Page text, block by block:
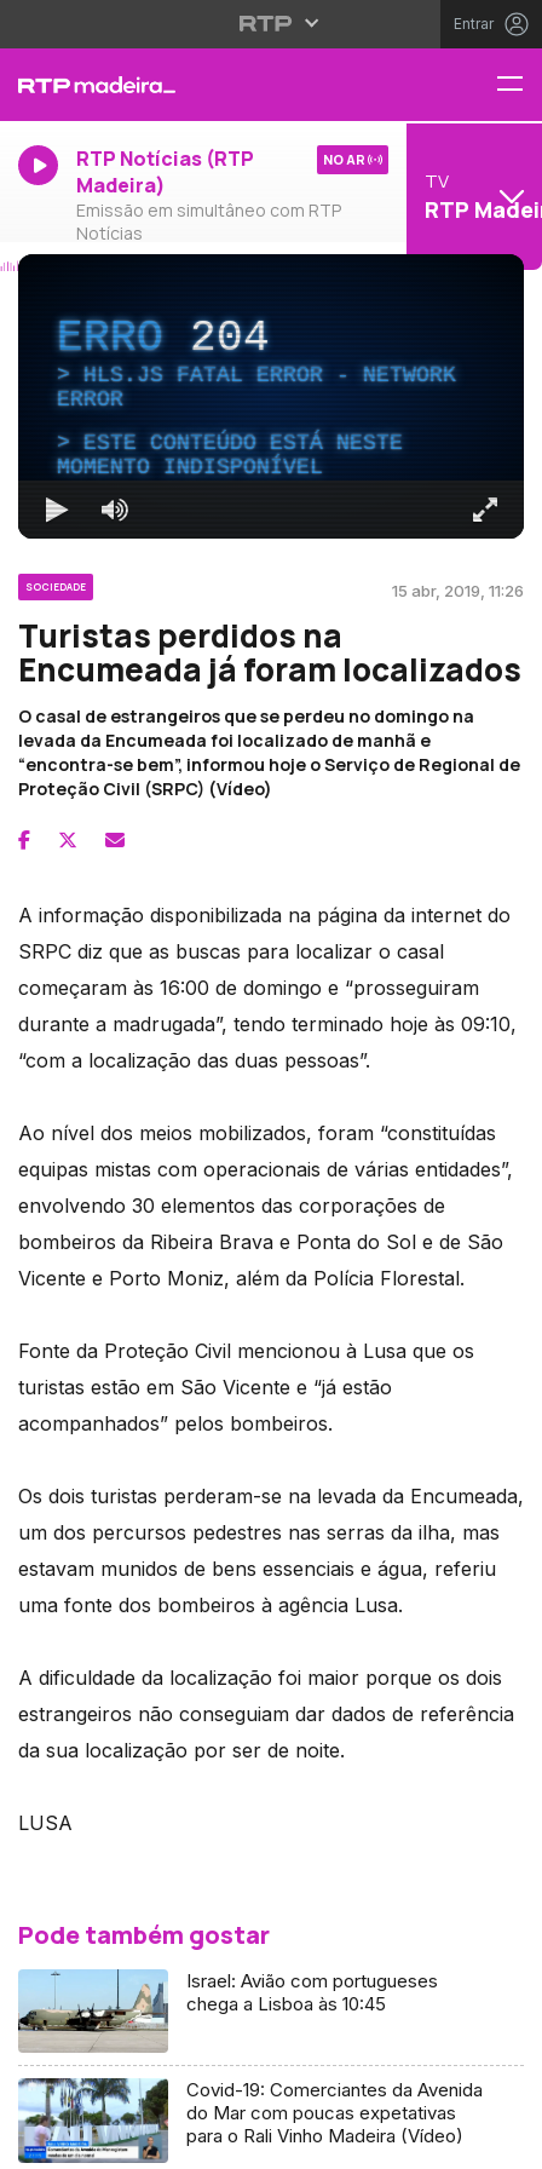
Entrar
RTP Notícias (RTP
Madeira)
Emissão em simultâneo com RTP
Notícias
NO AR
TV
RTP
ERRO204
HLS.JS FATAL ERROR - NETWORK
ERROR
ESTE CONTEÚDO ESTÁ NESTE
MOMENTO INDISPONÍVEL
SOCIEDADE 15 abr, 2019, 11:26
Turistas perdidos na
Encumeada já foram localizados
O casal de estrangeiros que se perdeu no domingo na
levada da Encumeada foi localizado de manhã e
“encontra-se bem”, informou hoje o Serviço de Regional de
Proteção Civil (SRPC) (Vídeo)
A informação disponibilizada na página da internet do
SRPC diz que as buscas para localizar o casal
começaram às 16:00 de domingo e “prosseguiram
durante a madrugada”, tendo terminado hoje às 09:10,
“com a localização das duas pessoas”.
Ao nível dos meios mobilizados, foram “constituídas
equipas mistas com operacionais de várias entidades”,
envolvendo 30 elementos das corporações de
bombeiros da Ribeira Brava e Ponta do Sol e de São
Vicente e Porto Moniz, além da Polícia Florestal.
Fonte da Proteção Civil mencionou à Lusa que os
turistas estão em São Vicente e “já estão
acompanhados” pelos bombeiros.
Os dois turistas perderam-se na levada da Encumeada,
um dos percursos pedestres nas serras da ilha, mas
estavam munidos de bens essenciais e água, referiu
uma fonte dos bombeiros à agência Lusa.
A dificuldade da localização foi maior porque os dois
estrangeiros não conseguiam dar dados de referência
da sua localização por ser de noite.
LUSA
Pode também gostar
Israel: Avião com portugueses
chega a Lisboa às 10:45
Covid-19: Comerciantes da Avenida
do Mar com poucas expetativas
para o Rali Vinho Madeira (Vídeo)